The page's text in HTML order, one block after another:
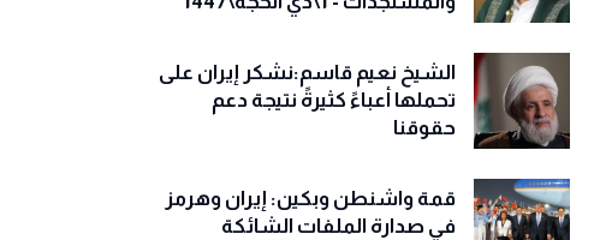
الشيخ نعيم قاسم:نشكر إيران على
تحملها أعباءً كثيرةً نتيجة دعم
حقوقنا
قمة واشنطن وبكين: إيران وهرمز
في صدارة الملفات الشائكة